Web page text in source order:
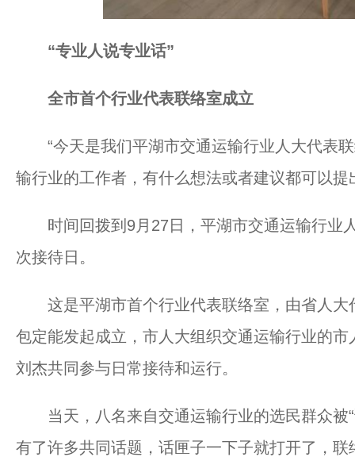
“专业人说专业话”
全市首个行业代表联络室成立
“今天是我们平湖市交通运输行业人大代表联
输行业的工作者，有什么想法或者建议都可以提
时间回拨到9月27日，平湖市交通运输行业
次接待日。
这是平湖市首个行业代表联络室，由省人大
包定能发起成立，市人大组织交通运输行业的
刘杰共同参与日常接待和运行。
当天，八名来自交通运输行业的选民群众被“
有了许多共同话题，话匣子一下子就打开了，